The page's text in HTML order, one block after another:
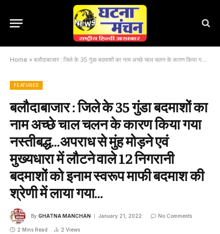
Home » बलौदाबाजार : जिले के 35 गुंडा बदमाशों का नाम अच्छे चाल चलन के कारण किया गया नस्तीबद्ध…अपराध से मुंह मोड़ने एवं मुख्यधारा में लौटने वाले 12 निगरानी बदमाशों को इनाम स्वरूप माफी बदमाश की श्रेणी में लाया गया…
FEATURED
बलौदाबाजार : जिले के 35 गुंडा बदमाशों का
नाम अच्छे चाल चलन के कारण किया गया
नस्तीबद्ध…अपराध से मुंह मोड़ने एवं
मुख्यधारा में लौटने वाले 12 निगरानी
बदमाशों को इनाम स्वरूप माफी बदमाश की
श्रेणी में लाया गया…
By GHATNA MANCHAN January 21, 2022 No Comments
2 Mins Read 2 Views